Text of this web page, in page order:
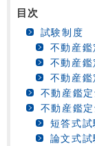
目次
試験制度
不動産
不動産
不動産
不動産鑑
不動産鑑
短答式試
論文式試